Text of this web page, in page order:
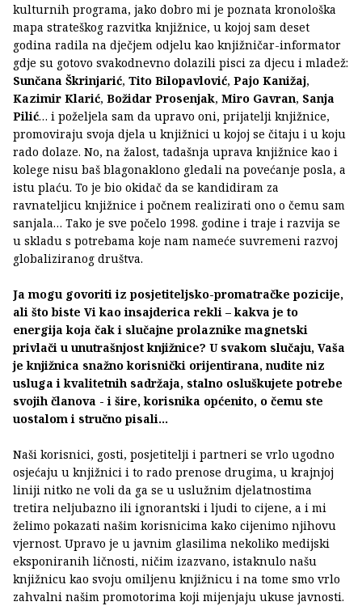
kulturnih programa, jako dobro mi je poznata kronološka
mapa strateškog razvitka knjižnice, u kojoj sam deset
godina radila na dječjem odjelu kao knjižničar-informator
gdje su gotovo svakodnevno dolazili pisci za djecu i mladež:
Sunčana Škrinjarić, Tito Bilopavlović, Pajo Kanižaj,
Kazimir Klarić, Božidar Prosenjak, Miro Gavran, Sanja
Pilić… i poželjela sam da upravo oni, prijatelji knjižnice,
promoviraju svoja djela u knjižnici u kojoj se čitaju i u koju
rado dolaze. No, na žalost, tadašnja uprava knjižnice kao i
kolege nisu baš blagonaklono gledali na povećanje posla, a
istu plaću. To je bio okidač da se kandidiram za
ravnateljicu knjižnice i počnem realizirati ono o čemu sam
sanjala… Tako je sve počelo 1998. godine i traje i razvija se
u skladu s potrebama koje nam nameće suvremeni razvoj
globaliziranog društva.
Ja mogu govoriti iz posjetiteljsko-promatračke pozicije,
ali što biste Vi kao insajderica rekli – kakva je to
energija koja čak i slučajne prolaznike magnetski
privlači u unutrašnjost knjižnice? U svakom slučaju, Vaša
je knjižnica snažno korisnički orijentirana, nudite niz
usluga i kvalitetnih sadržaja, stalno osluškujete potrebe
svojih članova - i šire, korisnika općenito, o čemu ste
uostalom i stručno pisali...
Naši korisnici, gosti, posjetitelji i partneri se vrlo ugodno
osjećaju u knjižnici i to rado prenose drugima, u krajnjoj
liniji nitko ne voli da ga se u uslužnim djelatnostima
tretira neljubazno ili ignorantski i ljudi to cijene, a i mi
želimo pokazati našim korisnicima kako cijenimo njihovu
vjernost. Upravo je u javnim glasilima nekoliko medijski
eksponiranih ličnosti, ničim izazvano, istaknulo našu
knjižnicu kao svoju omiljenu knjižnicu i na tome smo vrlo
zahvalni našim promotorima koji mijenjaju ukuse javnosti.